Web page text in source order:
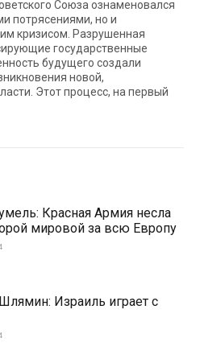
Союза ознаменовался
потрясениями, но и
кризисом. Разрушенная
государственные
будущего создали
новой,
Этот процесс, на первый
Красная Армия несла
мировой за всю Европу
Израиль играет с